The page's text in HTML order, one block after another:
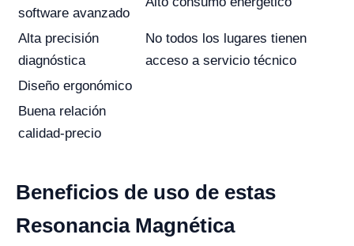
software avanzado
Alta precisión
diagnóstica
No todos los lugares tienen
acceso a servicio técnico
Diseño ergonómico
Buena relación
calidad-precio
Beneficios de uso de estas
Resonancia Magnética